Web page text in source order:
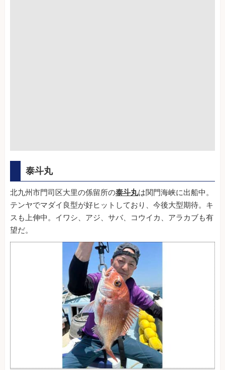
泰斗丸
北九州市門司区大里の係留所の泰斗丸は関門海峡に出船中。
テンヤでマダイ良型が好ヒットしており、今後大型期待。キ
スも上伸中。イワシ、アジ、サバ、コウイカ、アラカブも有
望だ。